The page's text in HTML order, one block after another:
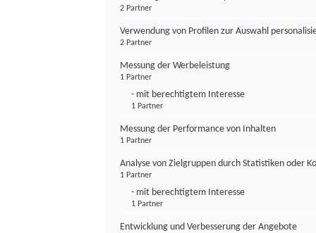
2 Partner
Verwendung von Profilen zur Auswahl
2 Partner
Messung der Werbeleistung
1 Partner
- mit berechtigtem Interesse
1 Partner
Messung der Performance von Inhalten
1 Partner
Analyse von Zielgruppen durch Statistiken oder
1 Partner
- mit berechtigtem Interesse
1 Partner
Entwicklung und Verbesserung der Angebote